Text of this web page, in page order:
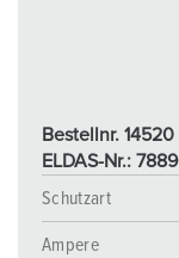
Bestellnr. 14520
ELDAS-Nr.:
Schutzart
Ampere